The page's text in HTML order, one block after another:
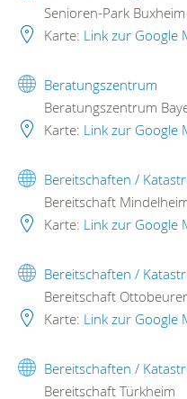
Senioren-Park Buxheim
Karte: Link zur Google
Beratungszentrum
Beratungszentrum
Karte: Link zur Google
Bereitschaften /
Bereitschaft
Karte: Link zur Google
Bereitschaften /
Bereitschaft
Karte: Link zur Google
Bereitschaften /
Bereitschaft Türkheim